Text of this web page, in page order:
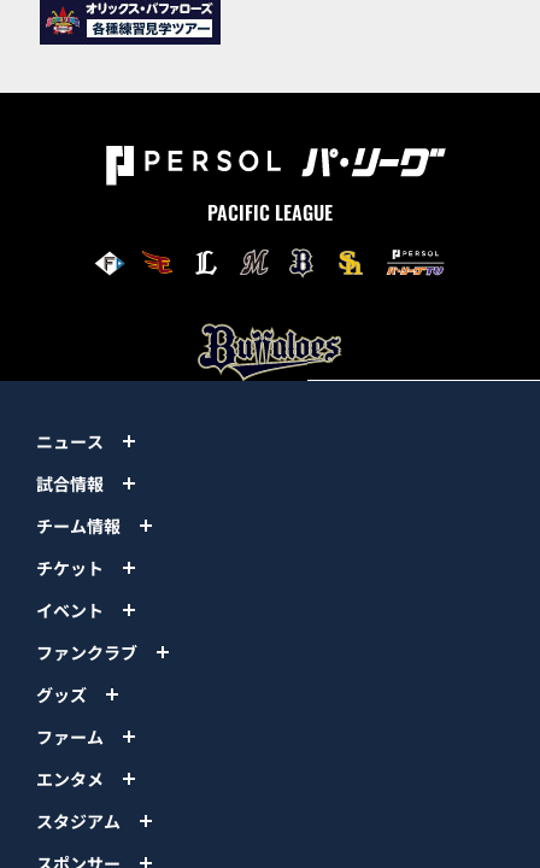
PACIFIC LEAGUE
ニュース
試合情報
チーム情報
チケット
イベント
ファンクラブ
グッズ
ファーム
エンタメ
スタジアム
スポンサー